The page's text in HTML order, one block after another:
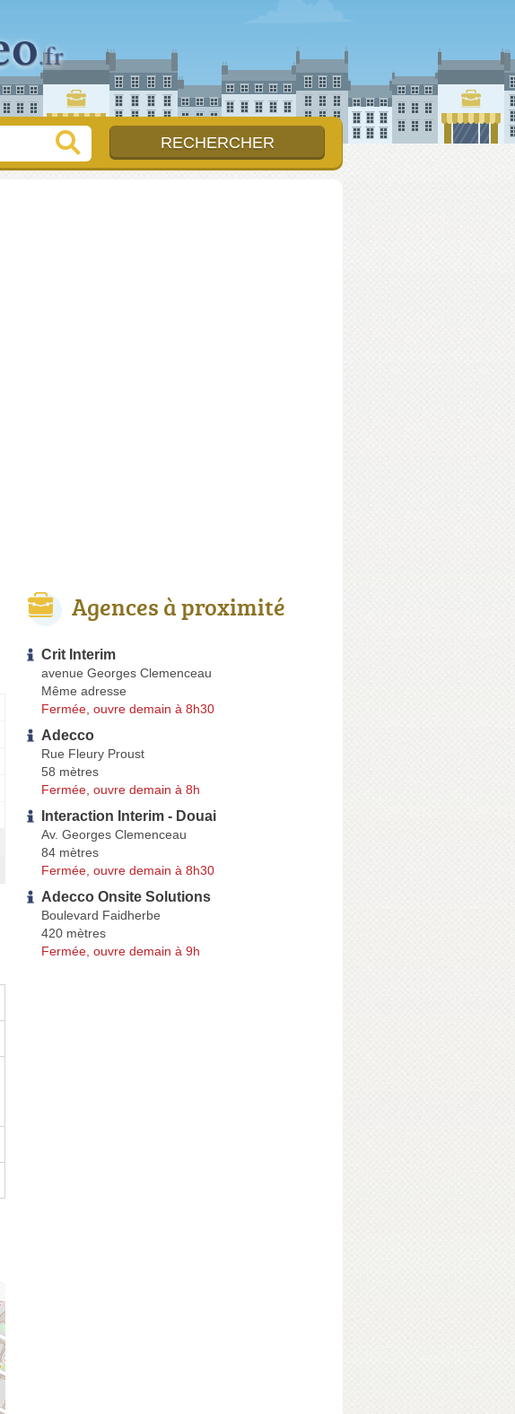
Agences à proximité
Crit Interim
avenue Georges Clemenceau
Même adresse
Fermée, ouvre demain à 8h30
Adecco
Rue Fleury Proust
58 mètres
Fermée, ouvre demain à 8h
Interaction Interim - Douai
Av. Georges Clemenceau
84 mètres
Fermée, ouvre demain à 8h30
Adecco Onsite Solutions
Boulevard Faidherbe
420 mètres
Fermée, ouvre demain à 9h